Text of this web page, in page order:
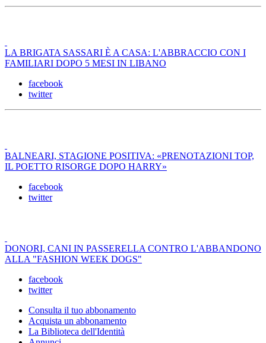
LA BRIGATA SASSARI È A CASA: L'ABBRACCIO CON I
FAMILIARI DOPO 5 MESI IN LIBANO
facebook
twitter
BALNEARI, STAGIONE POSITIVA: «PRENOTAZIONI TOP,
IL POETTO RISORGE DOPO HARRY»
facebook
twitter
DONORI, CANI IN PASSERELLA CONTRO L'ABBANDONO
ALLA "FASHION WEEK DOGS"
facebook
twitter
Consulta il tuo abbonamento
Acquista un abbonamento
La Biblioteca dell'Identità